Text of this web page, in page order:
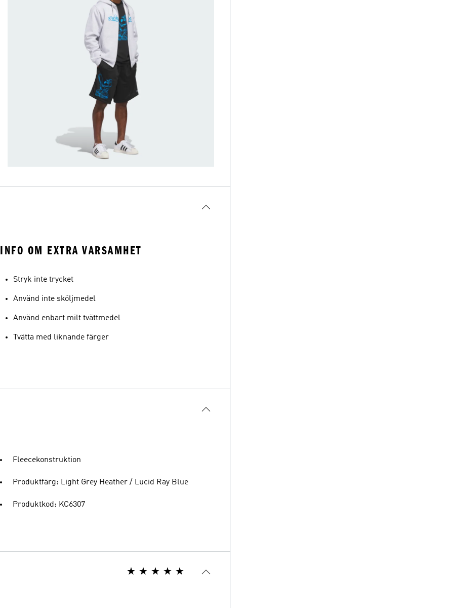
INFO OM EXTRA VARSAMHET
Stryk inte trycket
Använd inte sköljmedel
Använd enbart milt tvättmedel
Tvätta med liknande färger
Fleecekonstruktion
Produktfärg: Light Grey Heather / Lucid Ray Blue
Produktkod: KC6307